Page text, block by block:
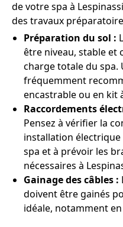
de votre spa à
des travaux
Préparation du sol :
être niveau, stable et
charge totale du spa.
fréquemment
encastrable ou en kit
Raccordements
Pensez à vérifier la
installation électrique
spa et à prévoir les
nécessaires à
Gainage des câbles :
doivent être gainés
idéale, notamment